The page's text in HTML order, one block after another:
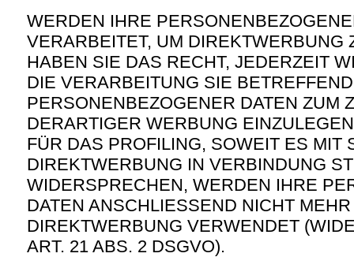
WERDEN IHRE
VERARBEITET, UM DIREKTWERBUNG
HABEN SIE DAS RECHT, JEDERZEIT
DIE VERARBEITUNG SIE
PERSONENBEZOGENER DATEN ZUM
DERARTIGER WERBUNG
FÜR DAS PROFILING, SOWEIT ES MIT
DIREKTWERBUNG IN VERBINDUNG
WIDERSPRECHEN, WERDEN IHRE
DATEN ANSCHLIESSEND NICHT
DIREKTWERBUNG VERWENDET
ART. 21 ABS. 2 DSGVO).